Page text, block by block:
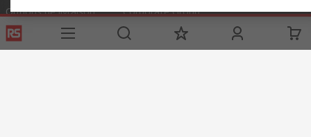
Options de livraison
Corporate Group
ESG
Découverte